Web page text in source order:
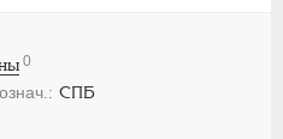
СПБ
0